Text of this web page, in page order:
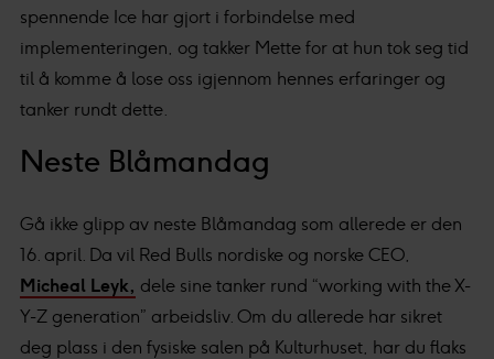
spennende Ice har gjort i forbindelse med
implementeringen, og takker Mette for at hun tok seg tid
til å komme å lose oss igjennom hennes erfaringer og
tanker rundt dette.
Neste Blåmandag
Gå ikke glipp av neste Blåmandag som allerede er den
16. april. Da vil Red Bulls nordiske og norske CEO,
Micheal Leyk, dele sine tanker rund “working with the X-
Y-Z generation” arbeidsliv. Om du allerede har sikret
deg plass i den fysiske salen på Kulturhuset, har du flaks